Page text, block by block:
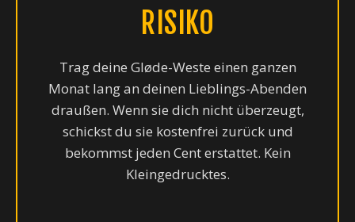
RISIKO
Trag deine Gløde-Weste einen ganzen
Monat lang an deinen Lieblings-Abenden
draußen. Wenn sie dich nicht überzeugt,
schickst du sie kostenfrei zurück und
bekommst jeden Cent erstattet. Kein
Kleingedrucktes.